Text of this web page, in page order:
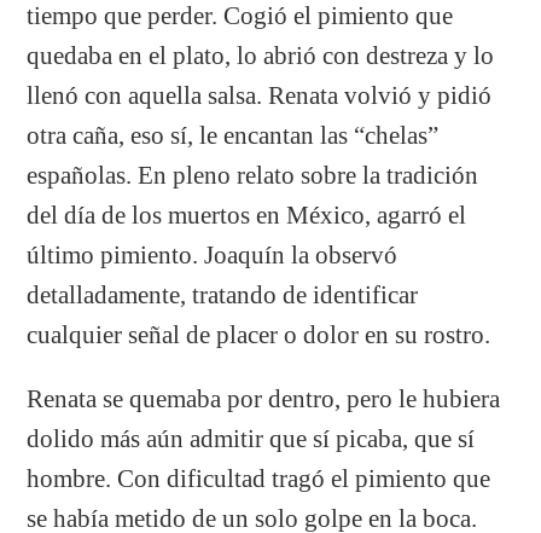
tiempo que perder. Cogió el pimiento que
quedaba en el plato, lo abrió con destreza y lo
llenó con aquella salsa. Renata volvió y pidió
otra caña, eso sí, le encantan las “chelas”
españolas. En pleno relato sobre la tradición
del día de los muertos en México, agarró el
último pimiento. Joaquín la observó
detalladamente, tratando de identificar
cualquier señal de placer o dolor en su rostro.
Renata se quemaba por dentro, pero le hubiera
dolido más aún admitir que sí picaba, que sí
hombre. Con dificultad tragó el pimiento que
se había metido de un solo golpe en la boca.